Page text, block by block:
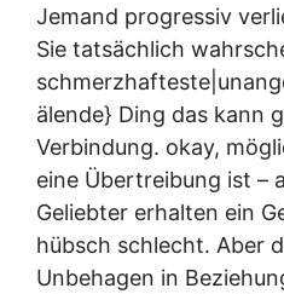
Jemand progressiv
Sie tatsächlich
älende} Ding das kann
Verbindung. okay,
eine Übertreibung ist –
Geliebter erhalten ein
hübsch schlecht. Aber
Unbehagen in